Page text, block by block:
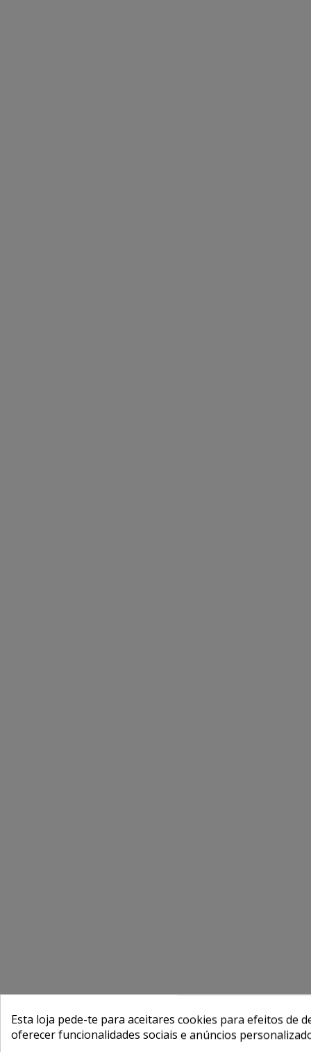
Esta loja pede-te para aceitares cookies para efeitos de
oferecer funcionalidades sociais e anúncios